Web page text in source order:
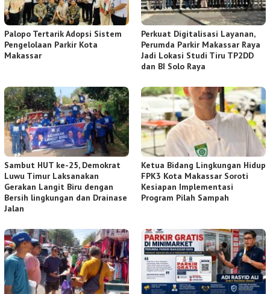
Palopo Tertarik Adopsi Sistem
Pengelolaan Parkir Kota
Makassar
Perkuat Digitalisasi Layanan,
Perumda Parkir Makassar Raya
Jadi Lokasi Studi Tiru TP2DD
dan BI Solo Raya
Sambut HUT ke-25, Demokrat
Luwu Timur Laksanakan
Gerakan Langit Biru dengan
Bersih lingkungan dan Drainase
Jalan
Ketua Bidang Lingkungan Hidup
FPK3 Kota Makassar Soroti
Kesiapan Implementasi
Program Pilah Sampah